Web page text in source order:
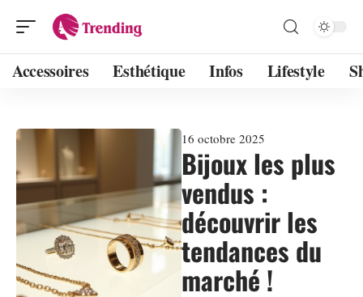
Accessoires Esthétique Infos Lifestyle
16 octobre 2025
Bijoux les plus
vendus :
découvrir les
tendances du
marché !